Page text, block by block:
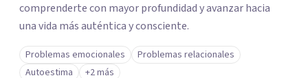
comprenderte con mayor profundidad y avanzar hacia
una vida más auténtica y consciente.
Problemas emocionales
Problemas relacionales
Autoestima
+2 más